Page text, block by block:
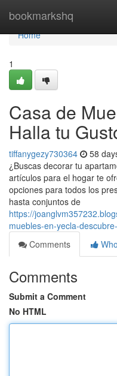
bookmarkshq
Home
Home
1
Casa de
Halla tu
tiffanygezy730364 58
¿Buscas decorar tu
artículos para el hogar te
opciones para todos los
hasta conjuntos de
https://
muebles-en-yecla-
Comments
Comments
Submit a Comment
No HTML